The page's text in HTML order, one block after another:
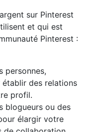
sur Pinterest
et qui est
Pinterest :
personnes,
des relations
profil.
blogueurs ou des
élargir votre